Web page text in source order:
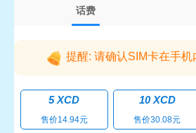
话费
提醒: 请确认SIM卡在手机
5 XCD
售价14.94元
10 XCD
售价30.08元